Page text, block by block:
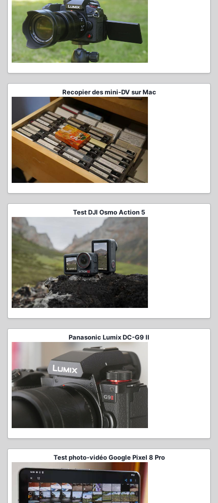
Recopier des mini-DV sur Mac
Test DJI Osmo Action 5
Panasonic Lumix DC-G9 II
Test photo-vidéo Google Pixel 8 Pro